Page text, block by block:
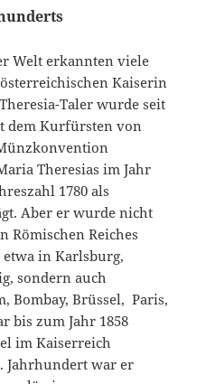
Welt erkannten viele
Kaiserin
Taler wurde seit
dem Kurfürsten von
Theresias im Jahr
1780 als
Aber er wurde nicht
Römischen Reiches
etwa in Karlsburg,
sondern auch
Bombay, Brüssel, Paris,
bis zum Jahr 1858
im Kaiserreich
Jahrhundert war er